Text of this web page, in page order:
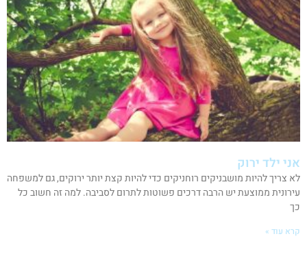
אני ילד ירוק
לא צריך להיות מושבניקים רוחניקים כדי להיות קצת יותר ירוקים, גם למשפחה
עירונית ממוצעת יש הרבה דרכים פשוטות לתרום לסביבה. למה זה חשוב כל
כך
קרא עוד »